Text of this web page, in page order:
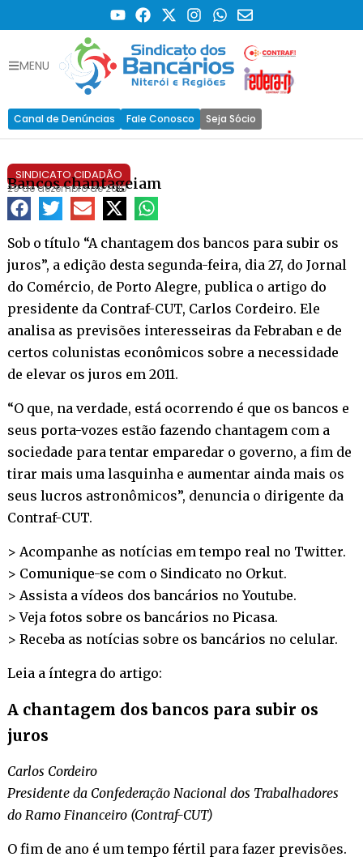
MENU
Canal de Denúncias Fale Conosco Seja Sócio
SINDICATO CIDADÃO
Bancos chantageiam
29 de dezembro de 2010
Sob o título “A chantagem dos bancos para subir os
juros”, a edição desta segunda-feira, dia 27, do Jornal
do Comércio, de Porto Alegre, publica o artigo do
presidente da Contraf-CUT, Carlos Cordeiro. Ele
analisa as previsões interesseiras da Febraban e de
certos colunistas econômicos sobre a necessidade
de elevar os juros em 2011.
“O que, na verdade, está ocorrendo é que os bancos e
seus porta-vozes estão fazendo chantagem com a
sociedade para tentar emparedar o governo, a fim de
tirar mais uma lasquinha e aumentar ainda mais os
seus lucros astronômicos”, denuncia o dirigente da
Contraf-CUT.
> Acompanhe as notícias em tempo real no Twitter.
> Comunique-se com o Sindicato no Orkut.
> Assista a vídeos dos bancários noYoutube.
> Veja fotos sobre os bancários no Picasa.
> Receba as notícias sobre os bancários no celular.
Leia a íntegra do artigo:
A chantagem dos bancos para subir os
juros
Carlos Cordeiro
Presidente da Confederação Nacional dos Trabalhadores
do Ramo Financeiro (Contraf-CUT)
O fim de ano é um tempo fértil para fazer previsões.